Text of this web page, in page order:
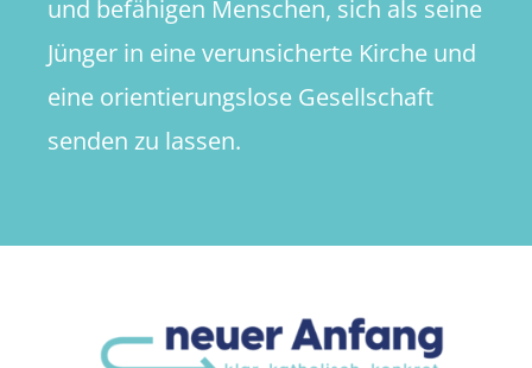
und befähigen Menschen, sich als seine
Jünger in eine verunsicherte Kirche und
eine orientierungslose Gesellschaft
senden zu lassen.